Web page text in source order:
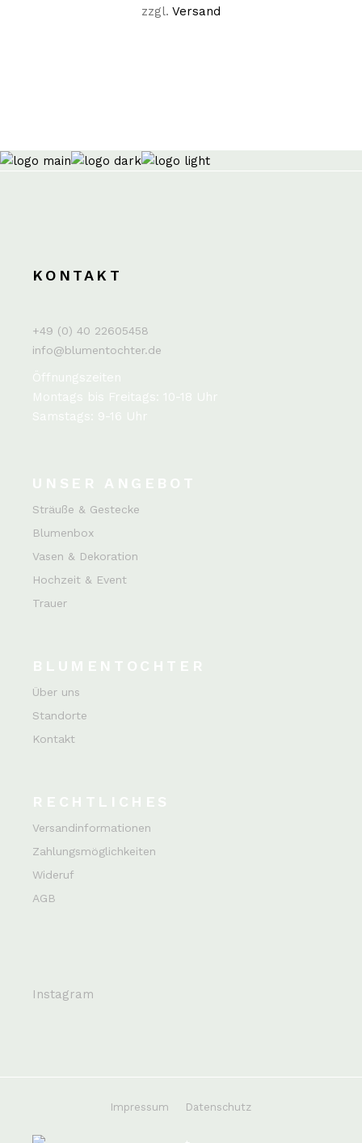
zzgl. Versand
KONTAKT
+49 (0) 40 22605458
info@blumentochter.de
Sträuße & Gestecke
Blumenbox
Vasen & Dekoration
Hochzeit & Event
Trauer
Über uns
Standorte
Kontakt
Versandinformationen
Zahlungsmöglichkeiten
Wideruf
AGB
Instagram
Impressum Datenschutz